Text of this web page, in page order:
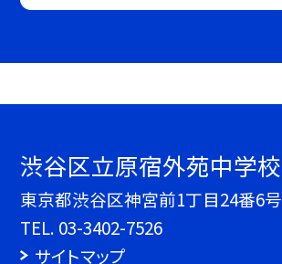
渋谷区立原宿外苑中学校
東京都渋谷区神宮前1丁目24番6号
TEL. 03-3402-7526
サイトマップ